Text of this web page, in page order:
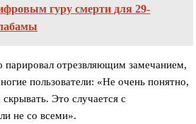
гуру смерти для 29-
парировал отрезвляющим замечанием,
пользователи: «Не очень понятно,
Это случается с
не со всеми».